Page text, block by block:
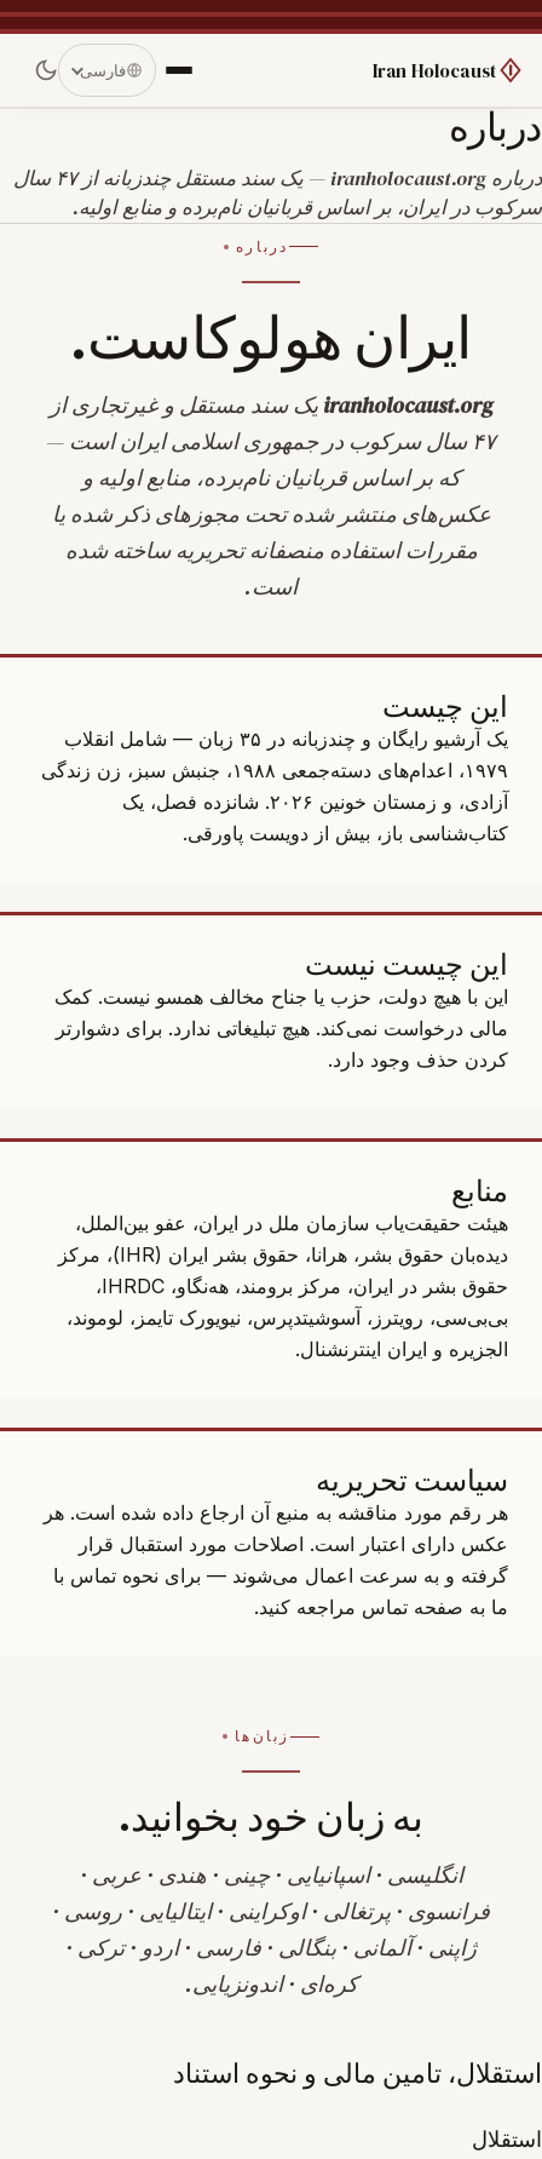
Iran Holocaust فارسی
درباره
درباره iranholocaust.org — یک سند مستقل چندزبانه از ۴۷ سال
سرکوب در ایران، بر اساس قربانیان نام‌برده و منابع اولیه.
درباره
ایران هولوکاست.
iranholocaust.org یک سند مستقل و غیرتجاری از
۴۷ سال سرکوب در جمهوری اسلامی ایران است —
که بر اساس قربانیان نام‌برده، منابع اولیه و
عکس‌های منتشر شده تحت مجوزهای ذکر شده یا
مقررات استفاده منصفانه تحریریه ساخته شده
است.
این چیست
یک آرشیو رایگان و چندزبانه در ۳۵ زبان — شامل انقلاب
۱۹۷۹، اعدام‌های دسته‌جمعی ۱۹۸۸، جنبش سبز، زن زندگی
آزادی، و زمستان خونین ۲۰۲۶. شانزده فصل، یک
کتاب‌شناسی باز، بیش از دویست پاورقی.
این چیست نیست
این با هیچ دولت، حزب یا جناح مخالف همسو نیست. کمک
مالی درخواست نمی‌کند. هیچ تبلیغاتی ندارد. برای دشوارتر
کردن حذف وجود دارد.
منابع
هیئت حقیقت‌یاب سازمان ملل در ایران، عفو بین‌الملل،
دیده‌بان حقوق بشر، هرانا، حقوق بشر ایران (IHR)، مرکز
حقوق بشر در ایران، مرکز برومند، هه‌نگاو، IHRDC،
بی‌بی‌سی، رویترز، آسوشیتدپرس، نیویورک تایمز، لوموند،
الجزیره و ایران اینترنشنال.
سیاست تحریریه
هر رقم مورد مناقشه به منبع آن ارجاع داده شده است. هر
عکس دارای اعتبار است. اصلاحات مورد استقبال قرار
گرفته و به سرعت اعمال می‌شوند — برای نحوه تماس با
ما به صفحه تماس مراجعه کنید.
زبان‌ها
به زبان خود بخوانید.
انگلیسی · اسپانیایی · چینی · هندی · عربی ·
فرانسوی · پرتغالی · اوکراینی · ایتالیایی · روسی ·
ژاپنی · آلمانی · بنگالی · فارسی · اردو · ترکی ·
کره‌ای · اندونزیایی.
استقلال، تامین مالی و نحوه استناد
استقلال